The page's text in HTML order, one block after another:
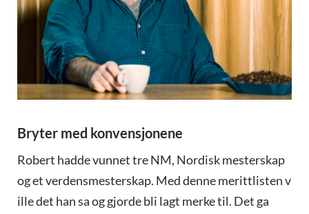
Bryter med konvensjonene
Robert hadde vunnet tre NM, Nordisk mesterskap
og et verdensmesterskap. Med denne merittlisten v
ille det han sa og gjorde bli lagt merke til. Det ga